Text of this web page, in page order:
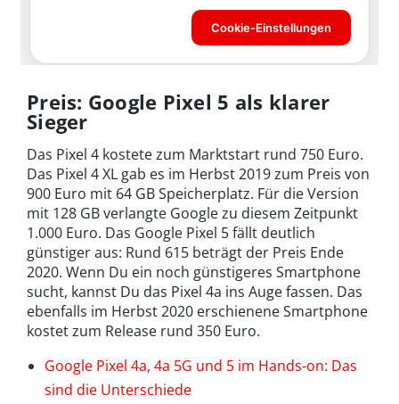
Preis: Google Pixel 5 als klarer
Sieger
Das Pixel 4 kostete zum Marktstart rund 750 Euro.
Das Pixel 4 XL gab es im Herbst 2019 zum Preis von
900 Euro mit 64 GB Speicherplatz. Für die Version
mit 128 GB verlangte Google zu diesem Zeitpunkt
1.000 Euro. Das Google Pixel 5 fällt deutlich
günstiger aus: Rund 615 beträgt der Preis Ende
2020. Wenn Du ein noch günstigeres Smartphone
sucht, kannst Du das Pixel 4a ins Auge fassen. Das
ebenfalls im Herbst 2020 erschienene Smartphone
kostet zum Release rund 350 Euro.
Google Pixel 4a, 4a 5G und 5 im Hands-on: Das
sind die Unterschiede